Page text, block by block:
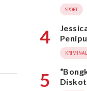
SPORT
4
KRIMINAL
5